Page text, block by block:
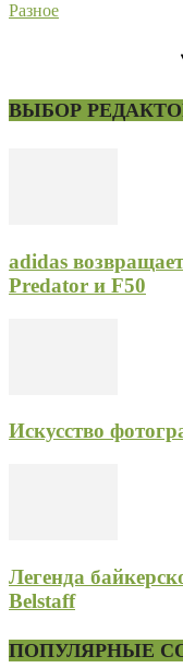
Разное
ВЫБОР
adidas
Predator и F50
Искусство
Легенда
Belstaff
ПОПУЛЯРНЫЕ